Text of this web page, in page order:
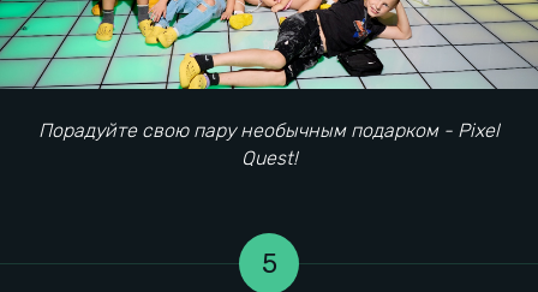
Порадуйте свою пару необычным подарком - Pixel
Quest!
5
Информация